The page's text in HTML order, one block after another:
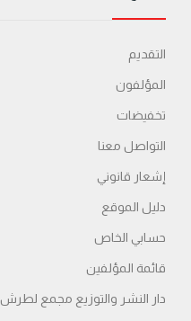
التقديم
المؤلفون
تخفيضات
التواصل معنا
إشعار قانوني
دليل الموقع
حسابي الخاص
قائمة المؤلفين
دار النشر والتوزيع مجمع لطرش